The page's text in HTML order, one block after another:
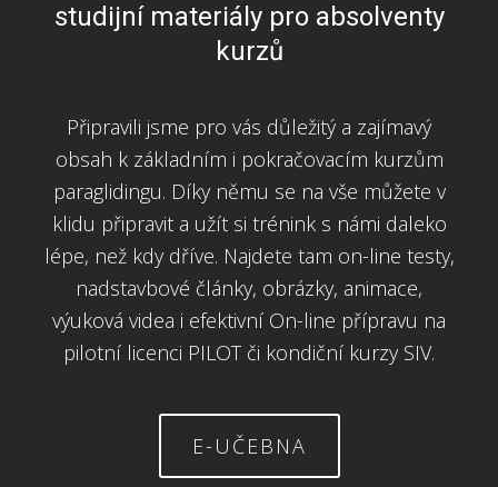
studijní materiály pro absolventy
kurzů
Připravili jsme pro vás důležitý a zajímavý
obsah k základním i pokračovacím kurzům
paraglidingu. Díky němu se na vše můžete v
klidu připravit a užít si trénink s námi daleko
lépe, než kdy dříve. Najdete tam on-line testy,
nadstavbové články, obrázky, animace,
výuková videa i efektivní On-line přípravu na
pilotní licenci PILOT či kondiční kurzy SIV.
E-UČEBNA